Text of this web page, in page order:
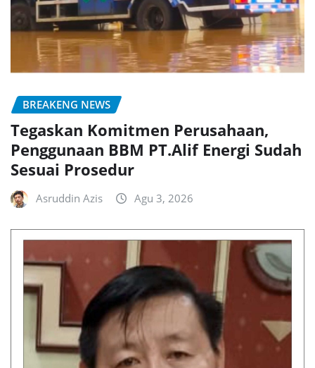
BREAKENG NEWS
Tegaskan Komitmen Perusahaan,
Penggunaan BBM PT.Alif Energi Sudah
Sesuai Prosedur
Asruddin Azis Agu 3, 2026